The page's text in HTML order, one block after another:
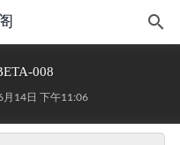
008
月14日 下午11:06